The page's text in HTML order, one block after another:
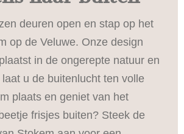
deuren open en stap op het
op de Veluwe. Onze design
in de ongerepte natuur en
u de buitenlucht ten volle
plaats en geniet van het
frisjes buiten? Steek de